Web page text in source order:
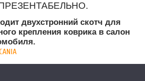
двухстронний скотч для
крепления коврика в салон